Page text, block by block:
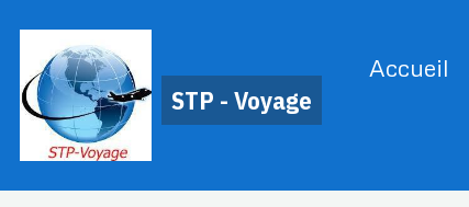
STP - Voyage
Accueil